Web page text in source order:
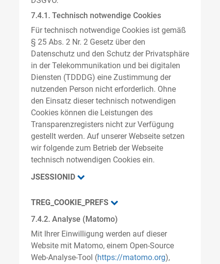
7.4.1. Technisch notwendige Cookies
Für technisch notwendige Cookies ist gemäß
§ 25 Abs. 2 Nr. 2 Gesetz über den
Datenschutz und den Schutz der Privatsphäre
in der Telekommunikation und bei digitalen
Diensten (TDDDG) eine Zustimmung der
nutzenden Person nicht erforderlich. Ohne
den Einsatz dieser technisch notwendigen
Cookies können die Leistungen des
Transparenzregisters nicht zur Verfügung
gestellt werden. Auf unserer Webseite setzen
wir folgende zum Betrieb der Webseite
technisch notwendigen Cookies ein.
JSESSIONID
TREG_COOKIE_PREFS
7.4.2. Analyse (Matomo)
Mit Ihrer Einwilligung werden auf dieser
Website mit Matomo, einem Open-Source
Web-Analyse-Tool (https://matomo.org),